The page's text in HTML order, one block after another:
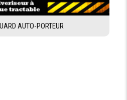
AUTO-PORTEUR